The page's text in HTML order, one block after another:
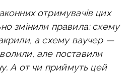
отримувачів цих
змінили правила: схему
а схему ваучер —
але поставили
А от чи приймуть цей